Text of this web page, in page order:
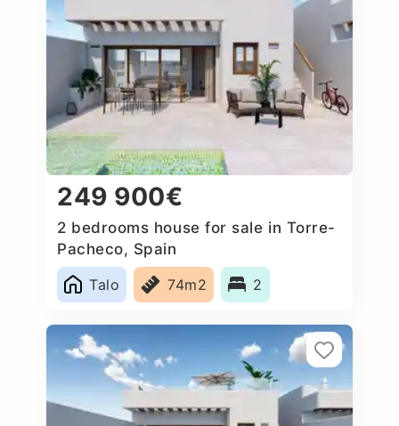
249 900€
2 bedrooms house for sale in Torre-
Pacheco, Spain
Talo
74m2 2